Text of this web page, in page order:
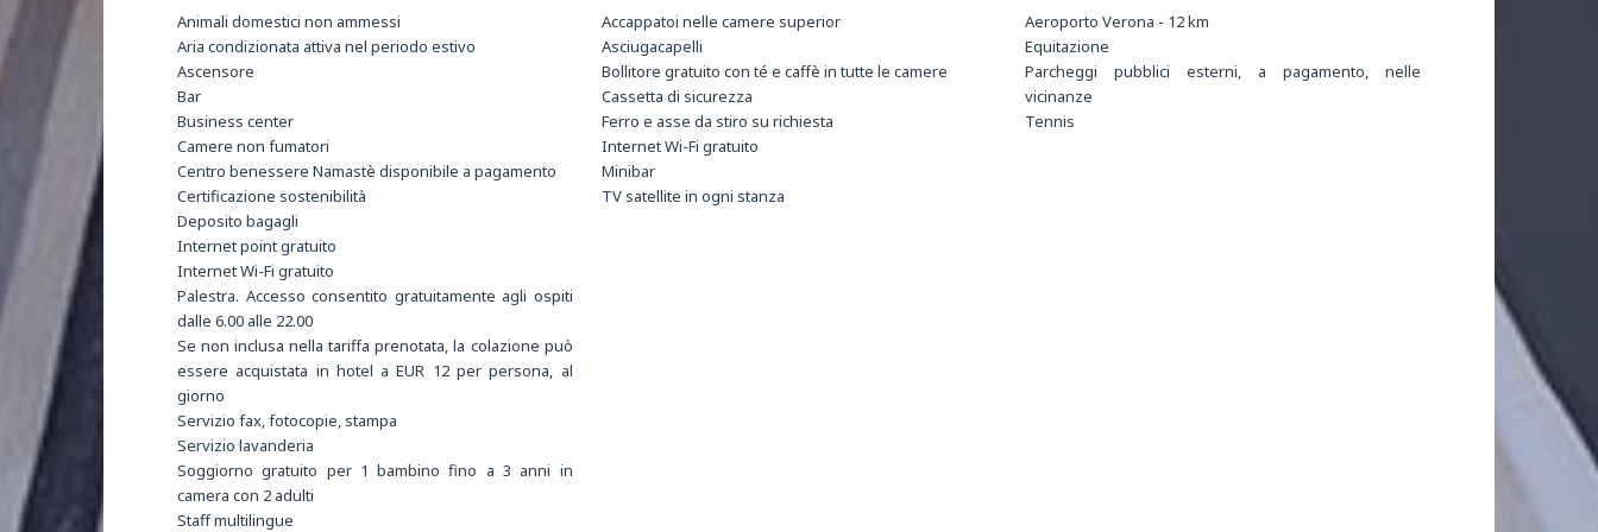
Animali domestici non ammessi
Aria condizionata attiva nel periodo estivo
Ascensore
Bar
Business center
Camere non fumatori
Centro benessere Namastè disponibile a pagamento
Certificazione sostenibilità
Deposito bagagli
Internet point gratuito
Internet Wi-Fi gratuito
Palestra. Accesso consentito gratuitamente agli ospiti
dalle 6.00 alle 22.00
Se non inclusa nella tariffa prenotata, la colazione può
essere acquistata in hotel a EUR 12 per persona, al
giorno
Servizio fax, fotocopie, stampa
Servizio lavanderia
Soggiorno gratuito per 1 bambino fino a 3 anni in
camera con 2 adulti
Staff multilingue
Accappatoi nelle camere superior
Asciugacapelli
Bollitore gratuito con té e caffè in tutte le camere
Cassetta di sicurezza
Ferro e asse da stiro su richiesta
Internet Wi-Fi gratuito
Minibar
TV satellite in ogni stanza
Aeroporto Verona - 12 km
Equitazione
Parcheggi pubblici esterni, a pagamento, nelle
vicinanze
Tennis